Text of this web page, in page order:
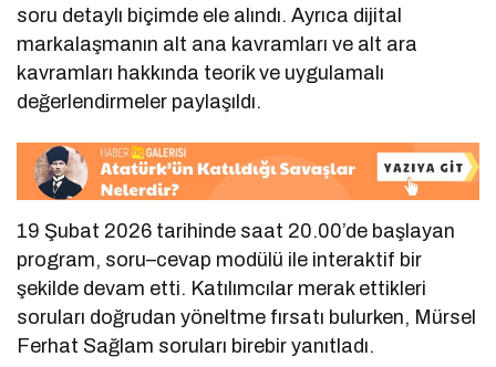
soru detaylı biçimde ele alındı. Ayrıca dijital
markalaşmanın alt ana kavramları ve alt ara
kavramları hakkında teorik ve uygulamalı
değerlendirmeler paylaşıldı.
19 Şubat 2026 tarihinde saat 20.00’de başlayan
program, soru–cevap modülü ile interaktif bir
şekilde devam etti. Katılımcılar merak ettikleri
soruları doğrudan yöneltme fırsatı bulurken, Mürsel
Ferhat Sağlam soruları birebir yanıtladı.